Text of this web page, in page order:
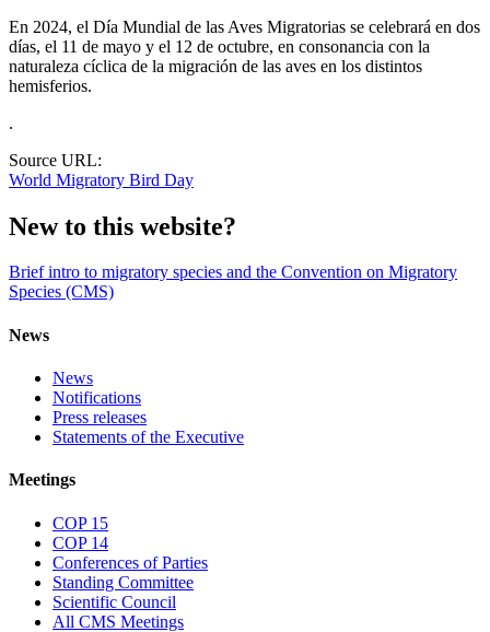
En 2024, el Día Mundial de las Aves Migratorias se celebrará en dos
días, el 11 de mayo y el 12 de octubre, en consonancia con la
naturaleza cíclica de la migración de las aves en los distintos
hemisferios.
.
Source URL:
World Migratory Bird Day
New to this website?
Brief intro to migratory species and the Convention on Migratory
Species (CMS)
News
News
Notifications
Press releases
Statements of the Executive
Meetings
COP 15
COP 14
Conferences of Parties
Standing Committee
Scientific Council
All CMS Meetings